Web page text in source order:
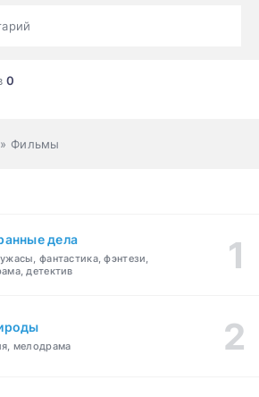
0
» Фильмы
дела
фантастика, фэнтези,
детектив
мелодрама